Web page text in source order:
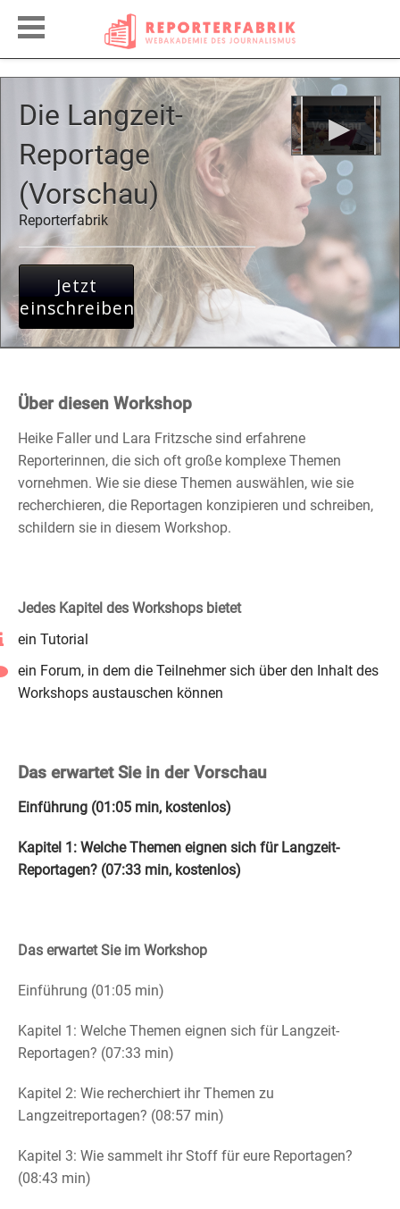
Die Langzeit-
Reportage
(Vorschau)
Reporterfabrik
Jetzt
einschreiben
Über diesen Workshop
Heike Faller und Lara Fritzsche sind erfahrene
Reporterinnen, die sich oft große komplexe Themen
vornehmen. Wie sie diese Themen auswählen, wie sie
recherchieren, die Reportagen konzipieren und schreiben,
schildern sie in diesem Workshop.
Jedes Kapitel des Workshops bietet
ein Tutorial
ein Forum, in dem die Teilnehmer sich über den Inhalt des
Workshops austauschen können
Das erwartet Sie in der Vorschau
Einführung (01:05 min, kostenlos)
Kapitel 1: Welche Themen eignen sich für Langzeit-
Reportagen? (07:33 min, kostenlos)
Das erwartet Sie im Workshop
Einführung (01:05 min)
Kapitel 1: Welche Themen eignen sich für Langzeit-
Reportagen? (07:33 min)
Kapitel 2: Wie recherchiert ihr Themen zu
Langzeitreportagen? (08:57 min)
Kapitel 3: Wie sammelt ihr Stoff für eure Reportagen?
(08:43 min)